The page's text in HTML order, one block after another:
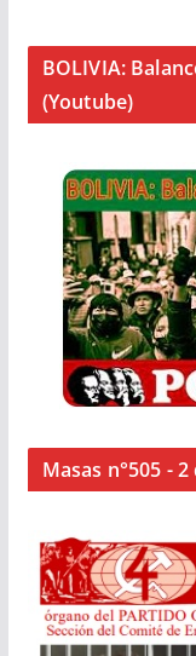
BOLIVIA:
(Youtube)
Masas n°505 -